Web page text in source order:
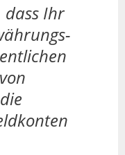
dass Ihr